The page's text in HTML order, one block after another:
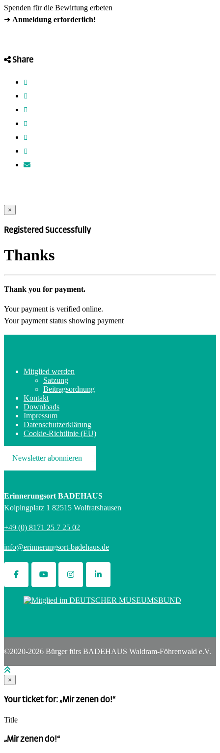
Spenden für die Bewirtung erbeten
➜ Anmeldung erforderlich!
Share
×
Registered Successfully
Thanks
Thank you for payment.
Your payment is verified online.
Your payment status showing payment
Mitglied werden
Satzung
Beitragsordnung
Kontakt
Downloads
Impressum
Datenschutzerklärung
Cookie-Richtlinie (EU)
Newsletter abonnieren
Erinnerungsort BADEHAUS
Kolpingplatz 1 82515 Wolfratshausen
+49 (0) 8171 25 7 25 02
info@erinnerungsort-badehaus.de
©2020-2026 Bürger fürs BADEHAUS Waldram-Föhrenwald e.V.
×
Your ticket for: „Mir zenen do!“
Title
„Mir zenen do!“